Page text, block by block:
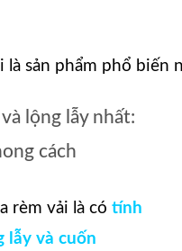
là sản phẩm phổ biến
lộng lẫy nhất:
cách
rèm vải là có tính
lẫy và cuốn